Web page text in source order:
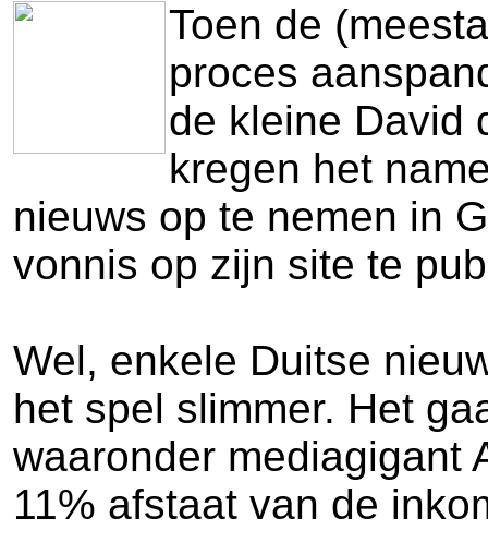
Toen de
proces
de kleine David
kregen het
nieuws op te nemen in
vonnis op zijn site te
Wel, enkele Duitse
het spel slimmer. Het
waaronder mediagigant
11% afstaat van de